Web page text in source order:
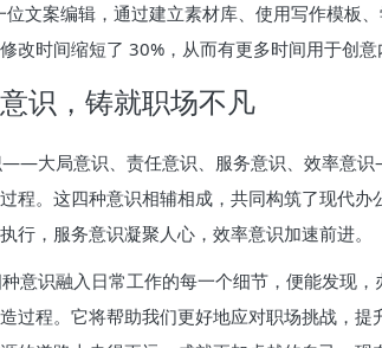
位文案编辑，通过建立素材库、使用写作模板
改时间缩短了 30%，从而有更多时间用于创意
识，铸就职场不凡
——大局意识、责任意识、服务意识、效率意
程。这四种意识相辅相成，共同构筑了现代
行，服务意识凝聚人心，效率意识加速前进。
意识融入日常工作的每一个细节，便能发现
过程。它将帮助我们更好地应对职场挑战，